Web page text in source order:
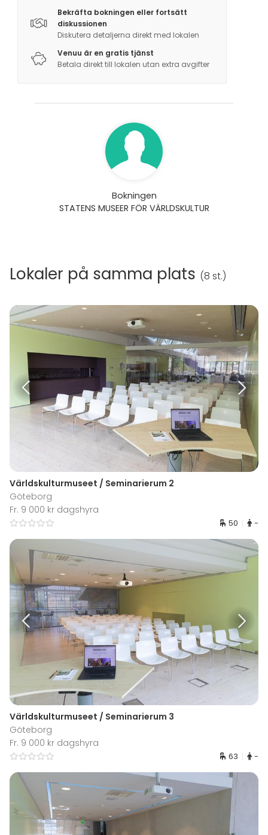
Bekräfta bokningen eller fortsätt
diskussionen
Diskutera detaljerna direkt med lokalen
Venuu är en gratis tjänst
Betala direkt till lokalen utan extra avgifter
Bokningen
STATENS MUSEER FÖR VÄRLDSKULTUR
Lokaler på samma plats (8 st.)
Världskulturmuseet / Seminarierum 2
Göteborg
Fr. 9 000 kr dagshyra
50 -
Världskulturmuseet / Seminarierum 3
Göteborg
Fr. 9 000 kr dagshyra
63 -